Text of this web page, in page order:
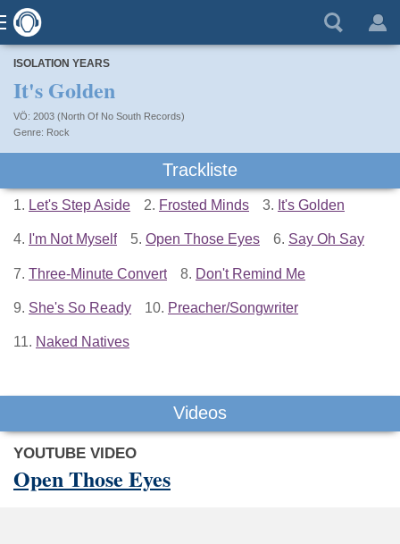
ISOLATION YEARS
It's Golden
VÖ: 2003 (North Of No South Records)
Rock
Trackliste
1. Let's Step Aside 2. Frosted Minds 3. It's Golden
4. I'm Not Myself 5. Open Those Eyes 6. Say Oh Say
7. Three-Minute Convert 8. Don't Remind Me
9. She's So Ready 10. Preacher/Songwriter
11. Naked Natives
Videos
YOUTUBE VIDEO
Open Those Eyes